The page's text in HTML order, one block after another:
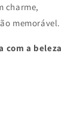
charme,
memorável.
com a beleza